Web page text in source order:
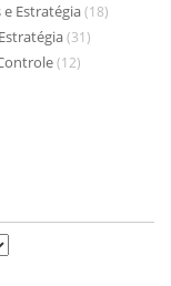
Estratégia(18)
(31)
(12)